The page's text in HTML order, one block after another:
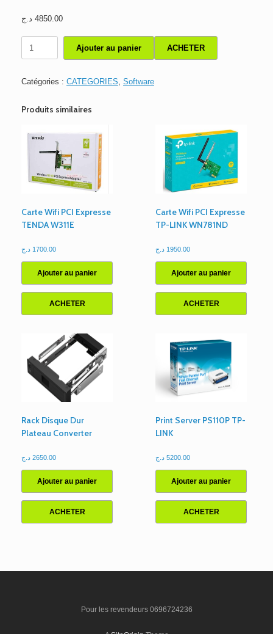
4850.00 د.ج
Antivirus
1
Kaspersky
Ajouter au panier ACHETER
Catégories : CATEGORIES, Software
Produits similaires
Carte Wifi PCI Expresse
TENDA W311E
1700.00 د.ج
Ajouter au panier
ACHETER
Carte Wifi PCI Expresse
TP-LINK WN781ND
1950.00 د.ج
Ajouter au panier
ACHETER
Rack Disque Dur
Plateau Converter
2650.00 د.ج
Ajouter au panier
ACHETER
Print Server PS110P TP-
LINK
5200.00 د.ج
Ajouter au panier
ACHETER
Pour les revendeurs 0696724236